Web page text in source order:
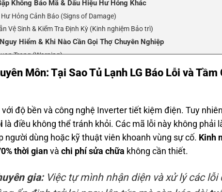
Không Báo Mã & Dấu Hiệu Hư Hỏng Khác
Hư Hỏng Cảnh Báo (Signs of Damage)
Vệ Sinh & Kiểm Tra Định Kỳ (Kinh nghiệm Bảo trì)
Hiểm & Khi Nào Cần Gọi Thợ Chuyên Nghiệp
Trọng (Warning)
thuật viên (Error Codes đòi hỏi Chuyên gia)
Chỉ Sửa Chữa Uy Tín (List Local) & Ước tính Chi phí
Gặp Về Tủ Lạnh LG (FAQs)
Môn: Tại Sao Tủ Lạnh LG Báo Lỗi và
với độ bền và công nghệ Inverter tiết kiệm điện. Tuy
là điều không thể tránh khỏi. Các mã lỗi này không phải
người dùng hoặc kỹ thuật viên khoanh vùng sự cố. Kinh
thời gian vàchi phí sửa chữa không cần thiết.
gia:Việc tự mình nhận diện và xử lý các